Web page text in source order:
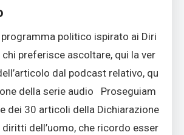
politico ispirato ai Diri
preferisce ascoltare, qui la ver
dal podcast relativo, qu
della serie audio Proseguiam
dei 30 articoli della Dichiarazione
diritti dell’uomo, che ricordo esser